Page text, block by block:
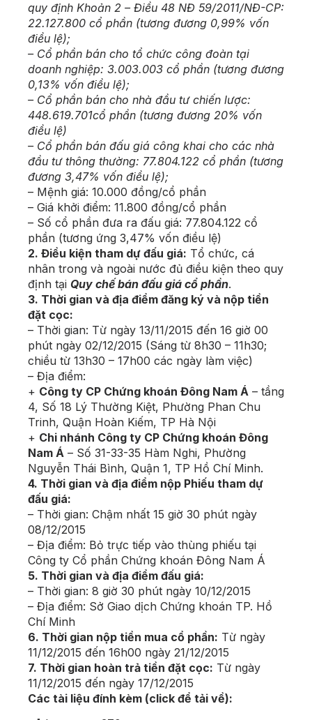
quy định Khoản 2 – Điều 48 NĐ 59/2011/NĐ-CP:
22.127.800 cổ phần (tương đương 0,99% vốn
điều lệ);
– Cổ phần bán cho tổ chức công đoàn tại
doanh nghiệp: 3.003.003 cổ phần (tương đương
0,13% vốn điều lệ);
– Cổ phần bán cho nhà đầu tư chiến lược:
448.619.701cổ phần (tương đương 20% vốn
điều lệ)
– Cổ phần bán đấu giá công khai cho các nhà
đầu tư thông thường: 77.804.122 cổ phần (tương
đương 3,47% vốn điều lệ);
– Mệnh giá: 10.000 đồng/cổ phần
– Giá khởi điểm: 11.800 đồng/cổ phần
– Số cổ phần đưa ra đấu giá: 77.804.122 cổ
phần (tương ứng 3,47% vốn điều lệ)
2. Điều kiện tham dự đấu giá: Tổ chức, cá
nhân trong và ngoài nước đủ điều kiện theo quy
định tại Quy chế bán đấu giá cổ phần.
3. Thời gian và địa điểm đăng ký và nộp tiền
đặt cọc:
– Thời gian: Từ ngày 13/11/2015 đến 16 giờ 00
phút ngày 02/12/2015 (Sáng từ 8h30 – 11h30;
chiều từ 13h30 – 17h00 các ngày làm việc)
– Địa điểm:
+ Công ty CP Chứng khoán Đông Nam Á – tầng
4, Số 18 Lý Thường Kiệt, Phường Phan Chu
Trinh, Quận Hoàn Kiếm, TP Hà Nội
+ Chi nhánh Công ty CP Chứng khoán Đông
Nam Á – Số 31-33-35 Hàm Nghi, Phường
Nguyễn Thái Bình, Quận 1, TP Hồ Chí Minh.
4. Thời gian và địa điểm nộp Phiếu tham dự
đấu giá:
– Thời gian: Chậm nhất 15 giờ 30 phút ngày
08/12/2015
– Địa điểm: Bỏ trực tiếp vào thùng phiếu tại
Công ty Cổ phần Chứng khoán Đông Nam Á
5. Thời gian và địa điểm đấu giá:
– Thời gian: 8 giờ 30 phút ngày 10/12/2015
– Địa điểm: Sở Giao dịch Chứng khoán TP. Hồ
Chí Minh
6. Thời gian nộp tiền mua cổ phần: Từ ngày
11/12/2015 đến 16h00 ngày 21/12/2015
7. Thời gian hoàn trả tiền đặt cọc: Từ ngày
11/12/2015 đến ngày 17/12/2015
Các tài liệu đính kèm (click để tải về):